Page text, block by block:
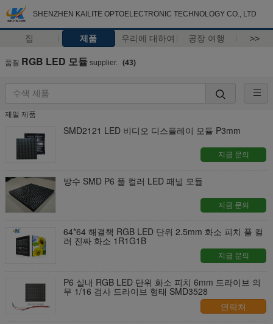
SHENZHEN KAILITE OPTOELECTRONIC TECHNOLOGY CO., LTD
집 제품 우리에 대하여 공장 여행 >>
품질 RGB LED 모듈 supplier. (43)
제일 제품
SMD2121 LED 비디오 디스플레이 모듈 P3mm
지금 문의
방수 SMD P6 풀 컬러 LED 패널 모듈
지금 문의
64*64 해결책 RGB LED 단위 2.5mm 화소 피치 풀 컬
러 진짜 화소 1R1G1B
지금 문의
P6 실내 RGB LED 단위 화소 피치 6mm 드라이브 의
무 1/16 검사 드라이브 형태 SMD3528
연락처